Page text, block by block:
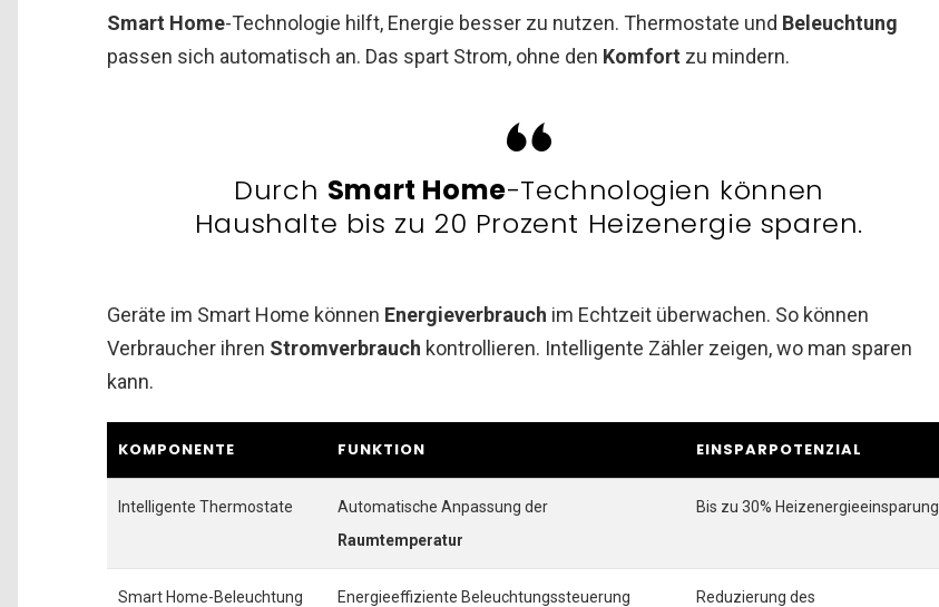
Smart Home-Technologie hilft, Energie besser zu nutzen. Thermostate und Beleuchtung
passen sich automatisch an. Das spart Strom, ohne den Komfort zu mindern.
Durch Smart Home-Technologien können
Haushalte bis zu 20 Prozent Heizenergie sparen.
Geräte im Smart Home können Energieverbrauch im Echtzeit überwachen. So können
Verbraucher ihren Stromverbrauch kontrollieren. Intelligente Zähler zeigen, wo man sparen
kann.
KOMPONENTE FUNKTION EINSPARPOTENZIAL
Intelligente Thermostate
Automatische Anpassung der
Raumtemperatur
Bis zu 30% Heizenergieeinsparung
Smart Home-Beleuchtung Energieeffiziente Beleuchtungssteuerung
Reduzierung des